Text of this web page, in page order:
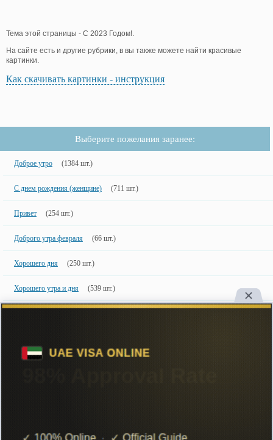
Тема этой страницы - С 2023 Годом!.
На сайте есть и другие рубрики, в вы также можете найти красивые
картинки.
Как скачивать картинки - инструкция
Выберите пожелания заранее:
Доброе утро (1384 шт.)
С днем рождения (женщине) (711 шт.)
Привет (254 шт.)
Доброго утра февраля (66 шт.)
Хорошего дня (250 шт.)
Хорошего утра и дня (539 шт.)
Новинки
50 шт.
50 недавно добавленных фото с именами.